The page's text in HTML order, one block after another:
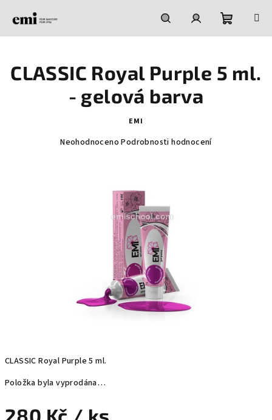
HledatPřihlášeníNákupní
košík
CLASSIC Royal Purple 5 ml.
Položka byla vyprodána…
280 Kč / ks
CLASSIC Royal Purple 5 ml.
- gelová barva
EMI
Průměrné
Neohodnoceno Podrobnosti hodnocení